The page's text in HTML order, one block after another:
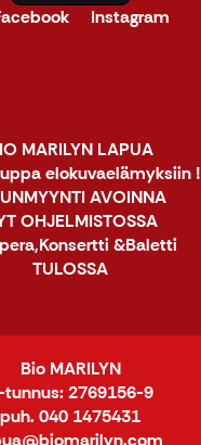
Instagram
MARILYN LAPUA
elokuvaelämyksiin !
AVOINNA
OHJELMISTOSSA
&Baletti
TULOSSA
Bio MARILYN
tunnus: 2769156-9
puh. 040 1475431